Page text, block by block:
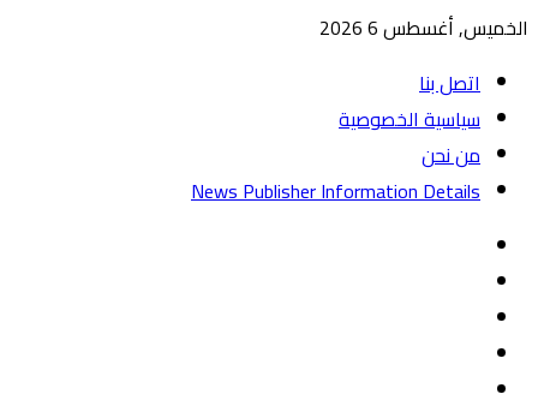
الخميس, أغسطس 6 2026
اتصل بنا
سياسية الخصوصية
من نحن
News Publisher Information Details